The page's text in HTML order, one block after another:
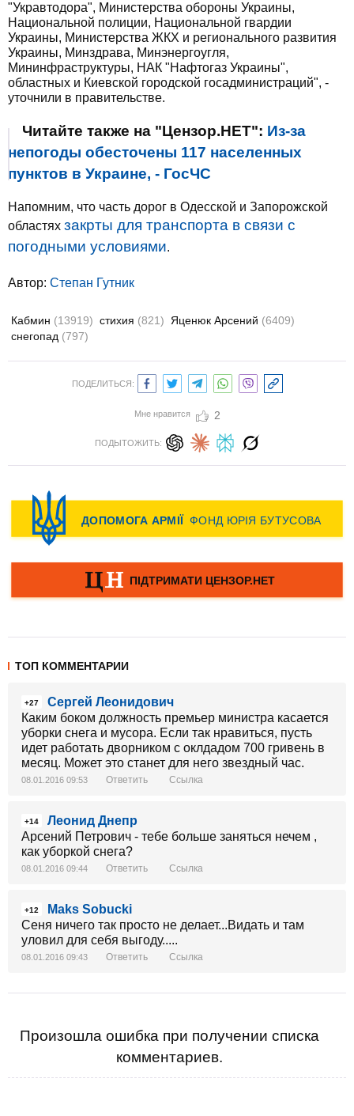
"Укравтодора", Министерства обороны Украины,
Национальной полиции, Национальной гвардии
Украины, Министерства ЖКХ и регионального развития
Украины, Минздрава, Минэнергоугля,
Мининфраструктуры, НАК "Нафтогаз Украины",
областных и Киевской городской госадминистраций", -
уточнили в правительстве.
Читайте также на "Цензор.НЕТ": Из-за
непогоды обесточены 117 населенных
пунктов в Украине, - ГосЧС
Напомним, что часть дорог в Одесской и Запорожской
областях закрты для транспорта в связи с
погодными условиями.
Автор: Степан Гутник
Кабмин (13919) стихия (821) Яценюк Арсений (6409)
снегопад (797)
ПОДЕЛИТЬСЯ:
Мне нравится 2
ПОДЫТОЖИТЬ:
ТОП КОММЕНТАРИИ
+27
Сергей Леонидович
Каким боком должность премьер министра касается
уборки снега и мусора. Если так нравиться, пусть
идет работать дворником с оклдадом 700 гривень в
месяц. Может это станет для него звездный час.
08.01.2016 09:53 Ответить Ссылка
+14
Леонид Днепр
Арсений Петрович - тебе больше заняться нечем ,
как уборкой снега?
08.01.2016 09:44 Ответить Ссылка
+12
Maks Sobucki
Сеня ничего так просто не делает...Видать и там
уловил для себя выгоду.....
08.01.2016 09:43 Ответить Ссылка
Произошла ошибка при получении списка
комментариев.